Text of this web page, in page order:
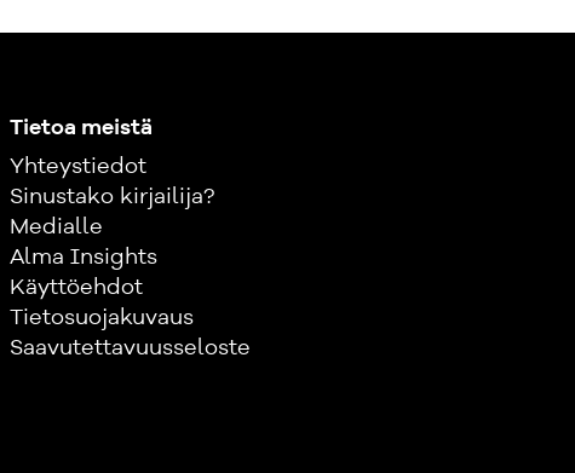
Tietoa meistä
Yhteystiedot
Sinustako kirjailija?
Medialle
Alma Insights
Käyttöehdot
Tietosuojakuvaus
Saavutettavuusseloste